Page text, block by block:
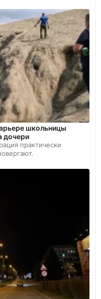
школьницы
дочери
практически